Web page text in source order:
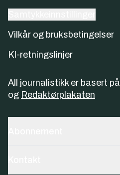
Vilkår og bruksbetingelser
KI-retningslinjer
All journalistikk er basert på
og Redaktørplakaten